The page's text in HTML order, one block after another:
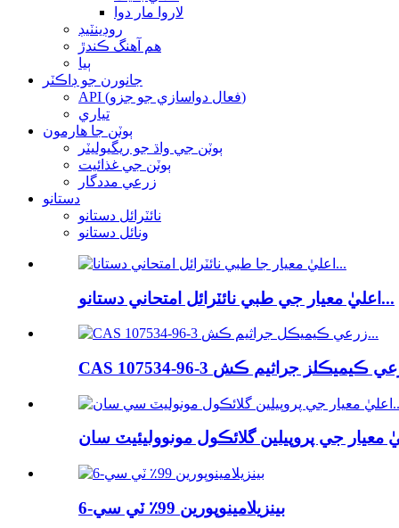
لاروا مار دوا
روڊينٽيڊ
هم آهنگ ڪندڙ
ٻيا
جانورن جو ڊاڪٽر
API (فعال دواسازي جو جزو)
تياري
ٻوٽن جا هارمون
ٻوٽن جي واڌ جو ريگيوليٽر
ٻوٽن جي غذائيت
زرعي مددگار
دستانو
نائٽرائل دستانو
ونائل دستانو
اعليٰ معيار جي طبي نائٽرائل امتحاني دستانو...
6-بينزيلامينوپورين 99٪ ٽي سي